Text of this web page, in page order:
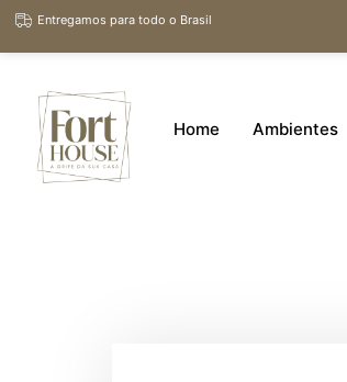
Entregamos para todo o Brasil
Home Ambientes